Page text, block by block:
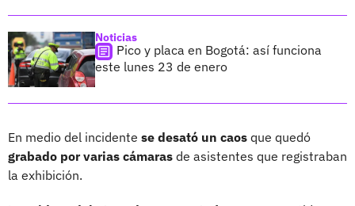
Noticias
Pico y placa en Bogotá: así funciona
este lunes 23 de enero
En medio del incidente se desató un caos que quedó
grabado por varias cámaras de asistentes que registraban
la exhibición.